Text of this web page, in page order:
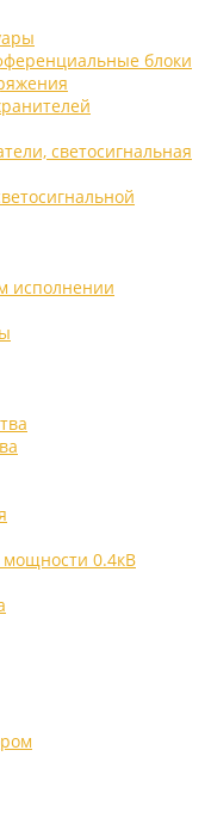
блоки
светосигнальная
исполнении
мощности 0.4кВ